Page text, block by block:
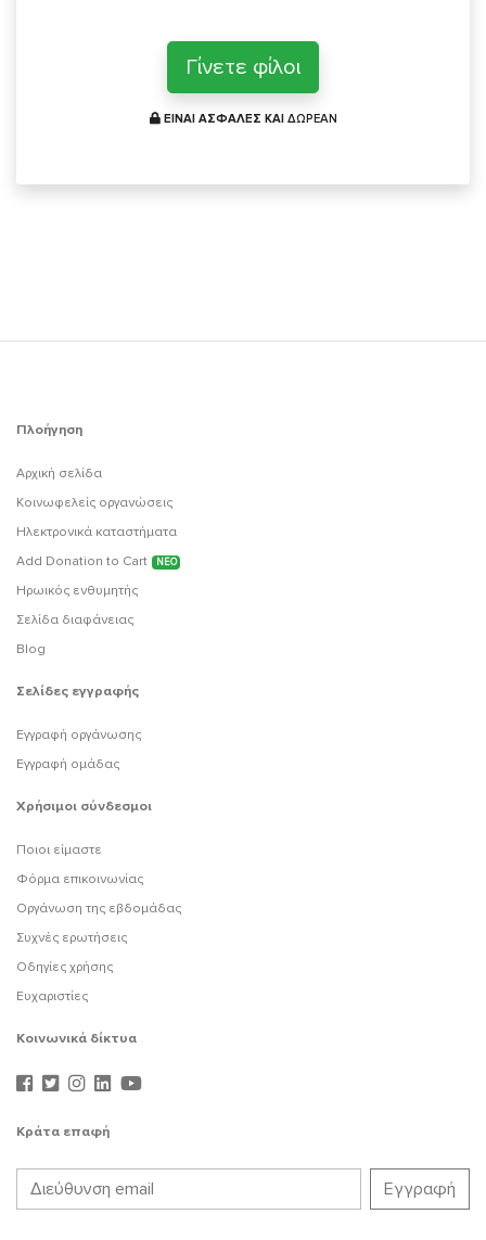
Γίνετε φίλοι
ΕΙΝΑΙ ΑΣΦΑΛΕΣ ΚΑΙ ΔΩΡΕΑΝ
Πλοήγηση
Αρχική σελίδα
Κοινωφελείς οργανώσεις
Ηλεκτρονικά καταστήματα
Add Donation to Cart
ΝΕΟ
Ηρωικός ενθυμητής
Σελίδα διαφάνειας
Blog
Σελίδες εγγραφής
Εγγραφή οργάνωσης
Εγγραφή ομάδας
Χρήσιμοι σύνδεσμοι
Ποιοι είμαστε
Φόρμα επικοινωνίας
Οργάνωση της εβδομάδας
Συχνές ερωτήσεις
Οδηγίες χρήσης
Ευχαριστίες
Κοινωνικά δίκτυα
Κράτα επαφή